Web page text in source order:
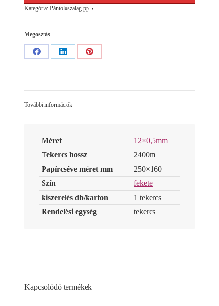
Kategória: Pántolószalag pp
Megosztás
Share
Share
Share
További információk
Méret
12×0,5mm
Tekercs hossz
2400m
Papírcséve méret mm
250×160
Szín
fekete
kiszerelés db/karton
1 tekercs
Rendelési egység
tekercs
Kapcsolódó termékek